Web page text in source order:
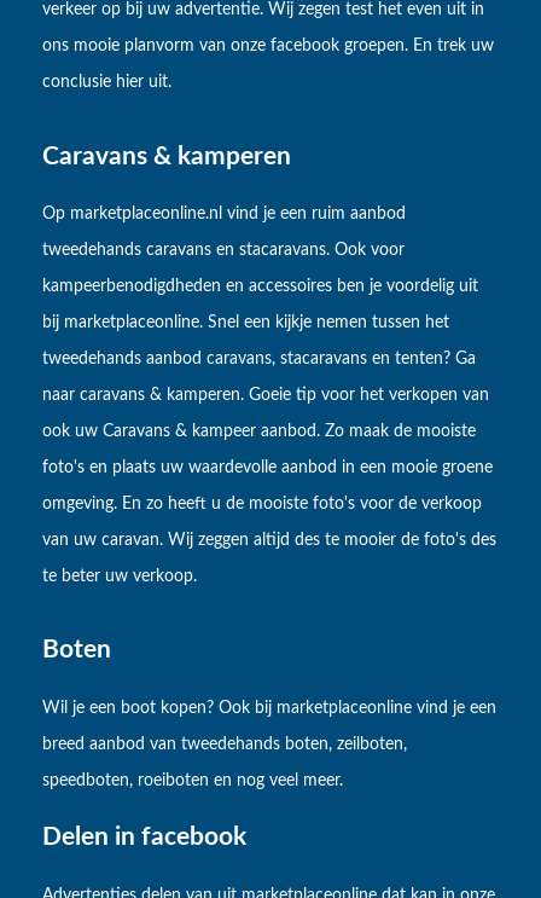
verkeer op bij uw advertentie. Wij zegen test het even uit in
ons mooie planvorm van onze facebook groepen. En trek uw
conclusie hier uit.
Caravans & kamperen
Op marketplaceonline.nl vind je een ruim aanbod
tweedehands caravans en stacaravans. Ook voor
kampeerbenodigdheden en accessoires ben je voordelig uit
bij marketplaceonline. Snel een kijkje nemen tussen het
tweedehands aanbod caravans, stacaravans en tenten? Ga
naar caravans & kamperen. Goeie tip voor het verkopen van
ook uw Caravans & kampeer aanbod. Zo maak de mooiste
foto's en plaats uw waardevolle aanbod in een mooie groene
omgeving. En zo heeft u de mooiste foto's voor de verkoop
van uw caravan. Wij zeggen altijd des te mooier de foto's des
te beter uw verkoop.
Boten
Wil je een boot kopen? Ook bij marketplaceonline vind je een
breed aanbod van tweedehands boten, zeilboten,
speedboten, roeiboten en nog veel meer.
Delen in facebook